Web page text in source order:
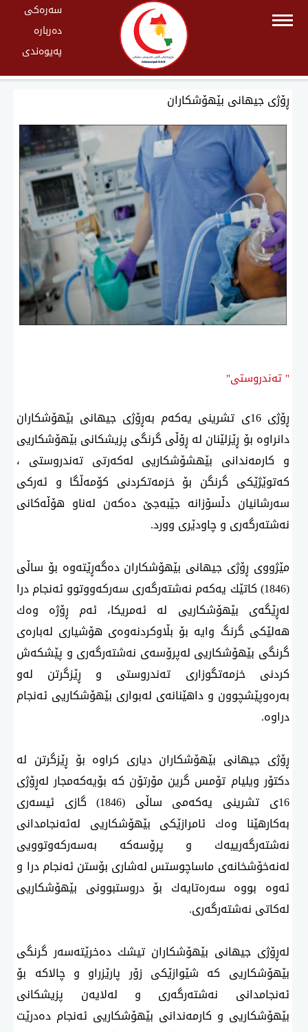
سەرەکی
دەربارە
پەیوەندی
ڕۆژی جیهانی بێهۆشكاران
" تەندروستی"
ڕۆژی 16ی تشرینی یەكەم بەڕۆژی جیهانی بێهۆشكاران
دانراوە بۆ ڕێزلێنان لە ڕۆڵی گرنگی پزیشكانی بێهۆشكاریی
و كارمەندانی بێهشۆشكاریی لەكەرتی تەندروستی ،
كەتوێژێكی گرنگن بۆ خزمەتكردنی كۆمەڵگا و ئەركی
سەرشانیان دڵسۆزانە جێبەجێ‌ دەكەن لەناو هۆڵەكانی
نەشتەرگەری و چاودێری وورد.
مێژووی ڕۆژی جیهانی بێهۆشكاران دەگەڕێتەوە بۆ ساڵی
(1846) كاتێك یەكەم نەشتەرگەری سەركەووتوو ئەنجام درا
لەڕێگەی بێهۆشكاریی لە ئەمریكا، ئەم ڕۆژە وەك
هەلێكی گرنگ وایە بۆ بڵاوكردنەوەی هۆشیاری لەبارەی
گرنگی بێهۆشكاریی لەپرۆسەی نەشتەرگەری و پێشكەش
كردنی خزمەتگوزاری تەندروستی و ڕێزگرتن لەو
بەرەوپێشچوون و داهێنانەی لەبواری بێهۆشكاریی ئەنجام
دراوە.
ڕۆژی جیهانی بێهۆشكاران دیاری كراوە بۆ ڕێزگرتن لە
دكتۆر ویلیام تۆمس گرین مۆرتۆن كە بۆیەكەمجار لەڕۆژی
16ی تشرینی یەكەمی ساڵی (1846) گازی ئیسەری
بەكارهێنا وەك ئامرازێكی بێهۆشكاریی لەئەنجامدانی
نەشتەرگەرییەك و پرۆسەكە بەسەركەوتوویی
لەنەخۆشخانەی ماساچوستس لەشاری بۆستن ئەنجام درا و
ئەوە بووە سەرەتایەك بۆ دروستبوونی بێهۆشكاریی
لەكاتی نەشتەرگەری.
لەڕۆژی جیهانی بێهۆشكاران تیشك دەخرێتەسەر گرنگی
بێهۆشكاریی كە شێوازێكی زۆر پارێزراو و چالاكە بۆ
ئەنجامدانی نەشتەرگەری و لەلایەن پزیشكانی
بێهۆشكاریی و كارمەندانی بێهۆشكاریی ئەنجام دەدرێت